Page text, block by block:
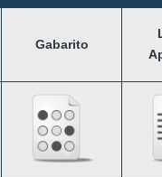
Gabarito